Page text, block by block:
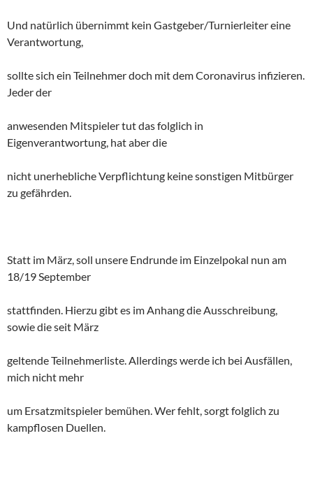
Und natürlich übernimmt kein Gastgeber/Turnierleiter eine
Verantwortung,
sollte sich ein Teilnehmer doch mit dem Coronavirus infizieren.
Jeder der
anwesenden Mitspieler tut das folglich in
Eigenverantwortung, hat aber die
nicht unerhebliche Verpflichtung keine sonstigen Mitbürger
zu gefährden.
Statt im März, soll unsere Endrunde im Einzelpokal nun am
18/19 September
stattfinden. Hierzu gibt es im Anhang die Ausschreibung,
sowie die seit März
geltende Teilnehmerliste. Allerdings werde ich bei Ausfällen,
mich nicht mehr
um Ersatzmitspieler bemühen. Wer fehlt, sorgt folglich zu
kampflosen Duellen.